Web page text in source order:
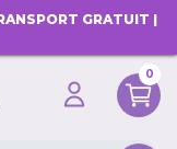
GRATUIT |
0